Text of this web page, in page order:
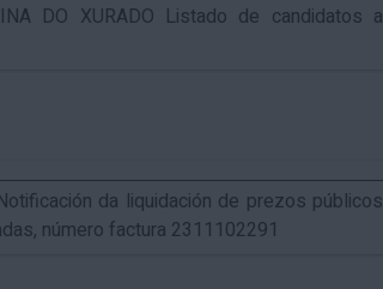
DO XURADO Listado de candidatos a
da liquidación de prezos públicos
número factura 2311102291